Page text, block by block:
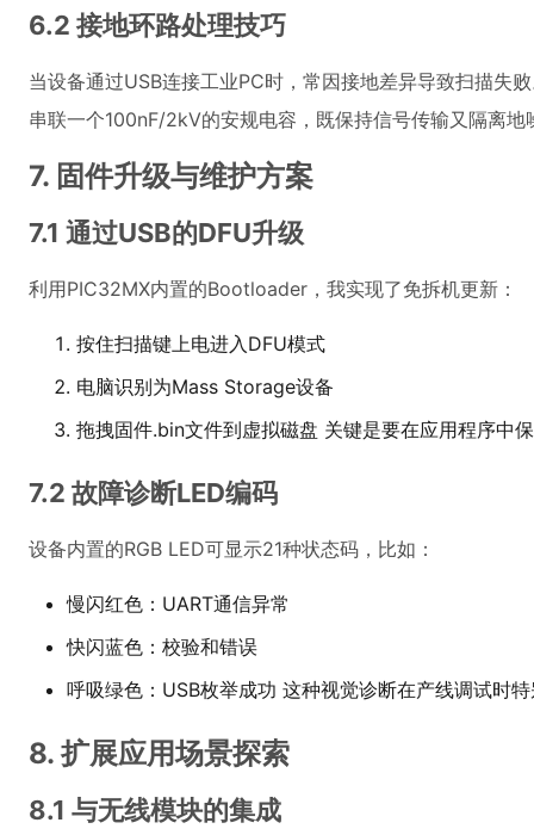
6.2 接地环路处理技巧
当设备通过USB连接工业PC时，常因接地差异导致扫描失
串联一个100nF/2kV的安规电容，既保持信号传输又隔离地
7. 固件升级与维护方案
7.1 通过USB的DFU升级
利用PIC32MX内置的Bootloader，我实现了免拆机更新：
按住扫描键上电进入DFU模式
电脑识别为Mass Storage设备
拖拽固件.bin文件到虚拟磁盘 关键是要在应用程序中
7.2 故障诊断LED编码
设备内置的RGB LED可显示21种状态码，比如：
慢闪红色：UART通信异常
快闪蓝色：校验和错误
呼吸绿色：USB枚举成功 这种视觉诊断在产线调试时
8. 扩展应用场景探索
8.1 与无线模块的集成